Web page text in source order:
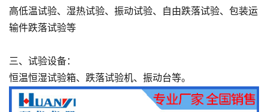
高低温试验、湿热试验、振动试验、自由跌落试验、包装运
输件跌落试验等
三、试验设备：
恒温恒湿试验箱、跌落试验机、振动台等。